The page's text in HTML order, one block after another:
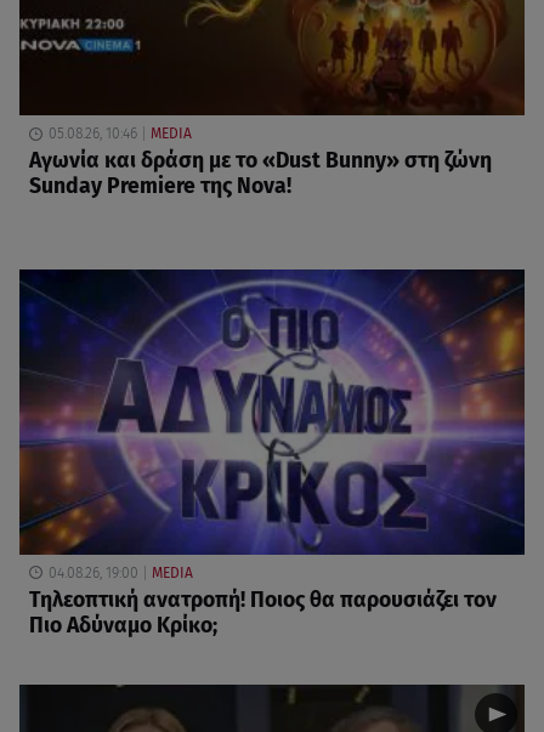
05.08.26, 10:46 MEDIA
Αγωνία και δράση με το «Dust Bunny» στη ζώνη
Sunday Premiere της Nova!
04.08.26, 19:00 MEDIA
Τηλεοπτική ανατροπή! Ποιος θα παρουσιάζει τον
Πιο Αδύναμο Κρίκο;